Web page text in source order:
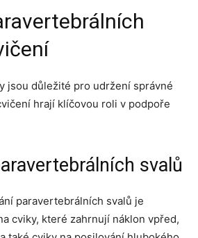
jsou důležité pro udržení správné
hrají klíčovou roli v podpoře
svalů
paravertebrálních svalů je
cviky, které zahrnují náklon vpřed,